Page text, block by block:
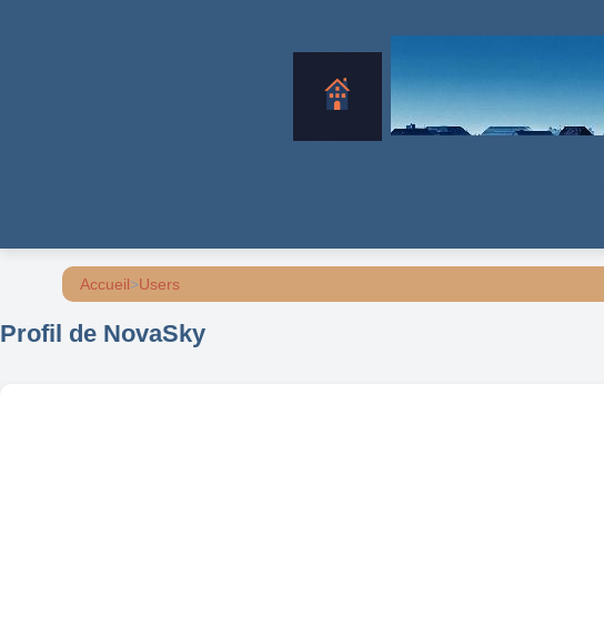
Accueil>Users
Profil de NovaSky